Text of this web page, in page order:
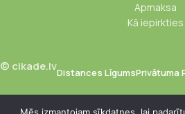
Apmaksa
Kā iepirkties
© cikade.lvDistances LīgumsPrivātuma